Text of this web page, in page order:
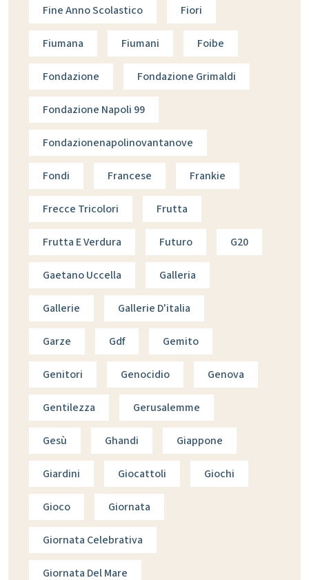
Fine Anno Scolastico Fiori
Fiumana Fiumani Foibe
Fondazione Fondazione Grimaldi
Fondazione Napoli 99
Fondazionenapolinovantanove
Fondi Francese Frankie
Frecce Tricolori Frutta
Frutta E Verdura Futuro G20
Gaetano Uccella Galleria
Gallerie Gallerie D'italia
Garze Gdf Gemito
Genitori Genocidio Genova
Gentilezza Gerusalemme
Gesù Ghandi Giappone
Giardini Giocattoli Giochi
Gioco Giornata
Giornata Celebrativa
Giornata Del Mare